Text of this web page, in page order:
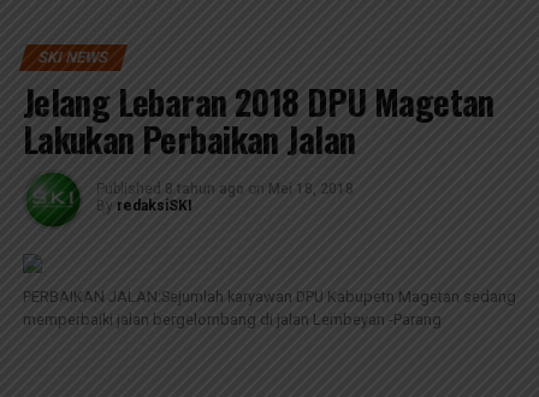
SKI NEWS
Jelang Lebaran 2018 DPU Magetan
Lakukan Perbaikan Jalan
Published 8 tahun ago on Mei 18, 2018
By redaksiSKI
PERBAIKAN JALAN:Sejumlah karyawan DPU Kabupetn Magetan sedang
memperbaiki jalan bergelombang di jalan Lembeyan -Parang